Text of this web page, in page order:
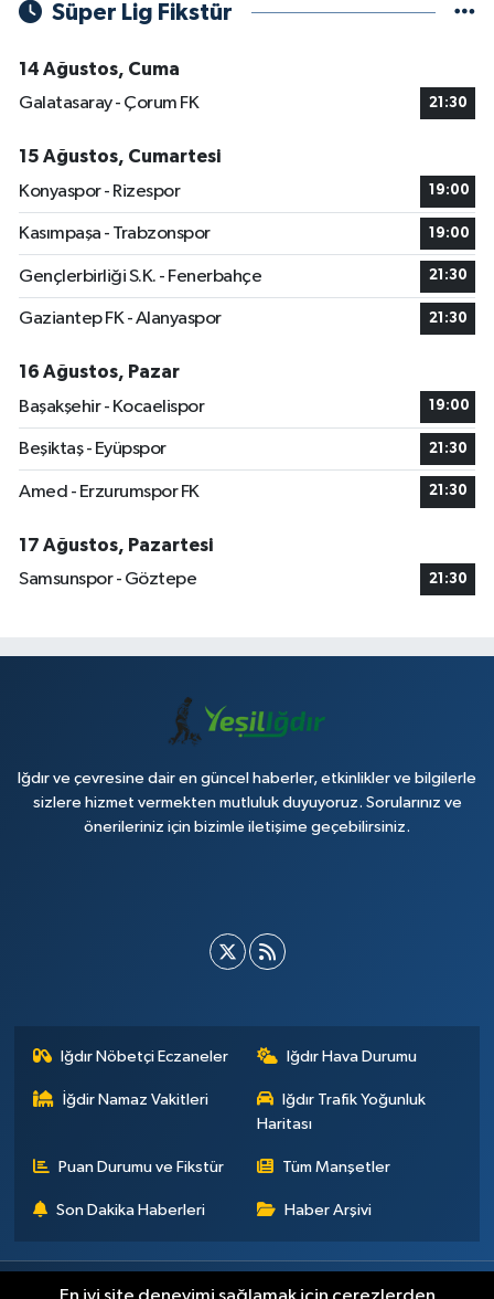
Süper Lig Fikstür
14 Ağustos, Cuma
Galatasaray - Çorum FK
21:30
15 Ağustos, Cumartesi
Konyaspor - Rizespor
19:00
Kasımpaşa - Trabzonspor 19:00
Gençlerbirliği S.K. - Fenerbahçe 21:30
Gaziantep FK - Alanyaspor 21:30
16 Ağustos, Pazar
Başakşehir - Kocaelispor
19:00
Beşiktaş - Eyüpspor 21:30
Amed - Erzurumspor FK 21:30
17 Ağustos, Pazartesi
Samsunspor - Göztepe
21:30
Iğdır ve çevresine dair en güncel haberler, etkinlikler ve bilgilerle
sizlere hizmet vermekten mutluluk duyuyoruz. Sorularınız ve
önerileriniz için bizimle iletişime geçebilirsiniz.
Iğdır Nöbetçi Eczaneler Iğdır Hava Durumu
İğdir Namaz Vakitleri
Iğdır Trafik Yoğunluk
Haritası
Puan Durumu ve Fikstür Tüm Manşetler
Son Dakika Haberleri Haber Arşivi
Künye İletişim Çerez Politikası Gizlilik ilkeleri